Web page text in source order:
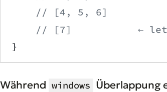
    // [4, 5, 6]
// [7]           ←
}
Während windows Überlappung